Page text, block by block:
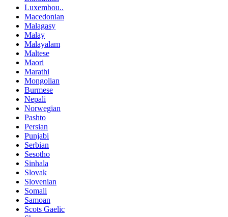
Luxembou..
Macedonian
Malagasy
Malay
Malayalam
Maltese
Maori
Marathi
Mongolian
Burmese
Nepali
Norwegian
Pashto
Persian
Punjabi
Serbian
Sesotho
Sinhala
Slovak
Slovenian
Somali
Samoan
Scots Gaelic